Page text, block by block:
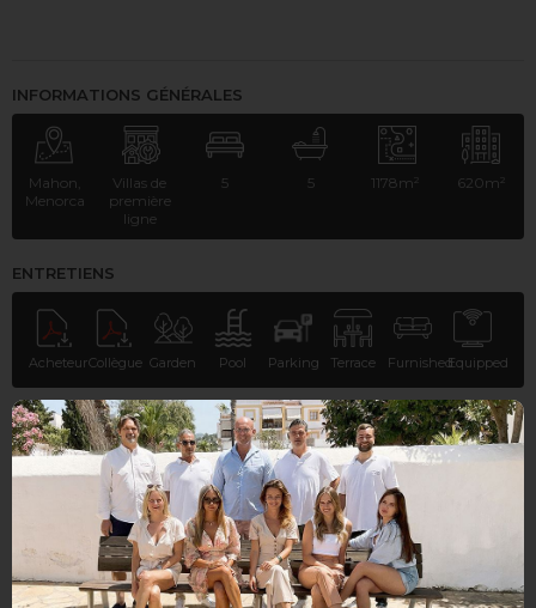
INFORMATIONS GÉNÉRALES
Mahon,
Menorca
Villas de
première
ligne
5 5 1178m² 620m²
ENTRETIENS
AcheteurCollègue Garden Pool Parking Terrace FurnishedEquipped
DEMANDE D'INFORMATIONS